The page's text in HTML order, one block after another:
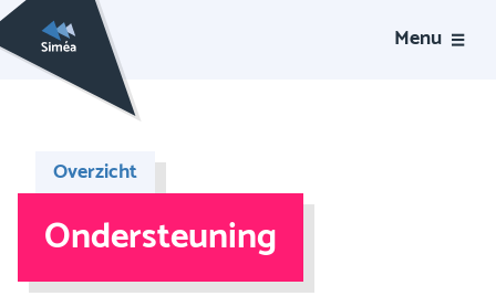
Menu
Overzicht
Ondersteuning